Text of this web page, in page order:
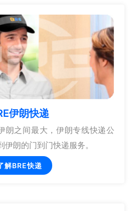
伊朗快递
朗之间最大，伊朗专线快递公
朗的门到门快递服务。
解BRE快递